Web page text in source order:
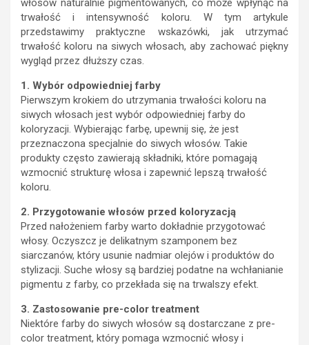
włosów naturalnie pigmentowanych, co może wpłynąć na
trwałość i intensywność koloru. W tym artykule
przedstawimy praktyczne wskazówki, jak utrzymać
trwałość koloru na siwych włosach, aby zachować piękny
wygląd przez dłuższy czas.
1. Wybór odpowiedniej farby
Pierwszym krokiem do utrzymania trwałości koloru na
siwych włosach jest wybór odpowiedniej farby do
koloryzacji. Wybierając farbę, upewnij się, że jest
przeznaczona specjalnie do siwych włosów. Takie
produkty często zawierają składniki, które pomagają
wzmocnić strukturę włosa i zapewnić lepszą trwałość
koloru.
2. Przygotowanie włosów przed koloryzacją
Przed nałożeniem farby warto dokładnie przygotować
włosy. Oczyszcz je delikatnym szamponem bez
siarczanów, który usunie nadmiar olejów i produktów do
stylizacji. Suche włosy są bardziej podatne na wchłanianie
pigmentu z farby, co przekłada się na trwalszy efekt.
3. Zastosowanie pre-color treatment
Niektóre farby do siwych włosów są dostarczane z pre-
color treatment, który pomaga wzmocnić włosy i